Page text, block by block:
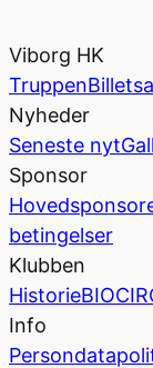
Viborg HK
Truppen
Nyheder
Seneste nyt
Sponsor
betingelser
Klubben
Historie
Info